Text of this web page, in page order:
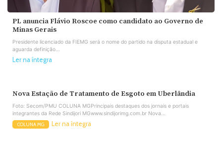
PL anuncia Flávio Roscoe como candidato ao Governo de
Minas Gerais
Presidente licenciado da FIEMG será o nome do partido na disputa estadual e
aguarda definição...
Ler na íntegra
Nova Estação de Tratamento de Esgoto em Uberlândia
Foto: Secom/PMU COLUNA MGPrincipais destaques dos jornais e portais
integrantes da Rede Sindijori MGwww.sindijorimg.com.br Nova...
COLUNA MG Ler na íntegra